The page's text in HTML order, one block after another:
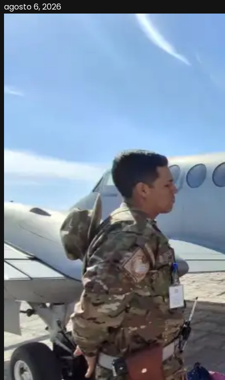
agosto 6, 2026